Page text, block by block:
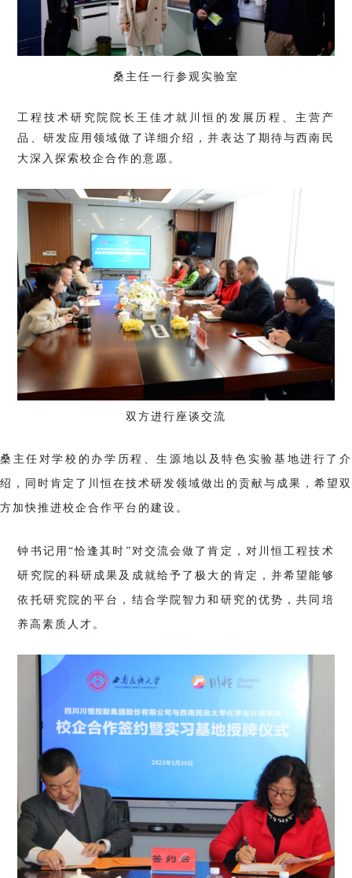
桑主任一行参观实验室
工程技术研究院院长王佳才就川恒的发展历程、主营产
品、研发应用领域做了详细介绍，并表达了期待与西南民
大深入探索校企合作的意愿。
双方进行座谈交流
桑主任对学校的办学历程、生源地以及特色实验基地进行了介
绍，同时肯定了川恒在技术研发领域做出的贡献与成果，希望双
方加快推进校企合作平台的建设。
钟书记用“恰逢其时”对交流会做了肯定，对川恒工程技术
研究院的科研成果及成就给予了极大的肯定，并希望能够
依托研究院的平台，结合学院智力和研究的优势，共同培
养高素质人才。